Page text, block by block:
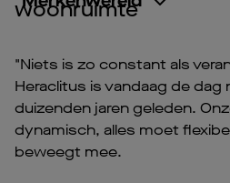
woonruimte
"Niets is zo constant als
Heraclitus is vandaag de dag
duizenden jaren geleden.
dynamisch, alles moet
beweegt mee.